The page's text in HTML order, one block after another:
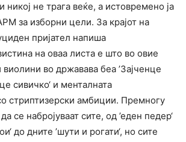
никој не трага веќе, а истовремено ја
за изборни цели. За крајот на
пријател напиша
на оваа листа е што во овие
во државава беа ‬’Зајченце
сивичко‘ и менталната
‬стриптизерски ‬амбиции.‬ Премногу
‬се ‬набројуваат ‬сите,‬ од ’еден педер‘
‬до дните ’шути и рогати‘, но ‬сите